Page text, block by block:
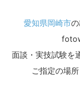
愛知県岡崎市
面談・実技試験を
ご指定の場